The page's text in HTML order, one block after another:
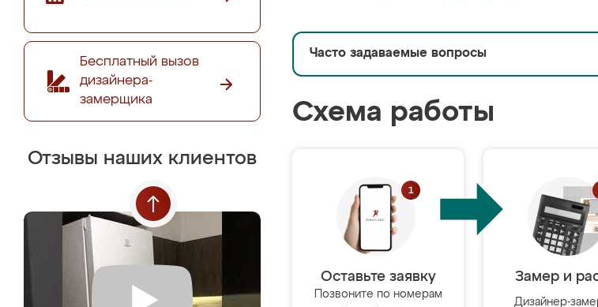
Бесплатный вызов
дизайнера-
замерщика
Отзывы наших клиентов
Часто задаваемые вопросы
Схема работы
Оставьте заявку
Позвоните по номерам
Замер и
Дизайнер-